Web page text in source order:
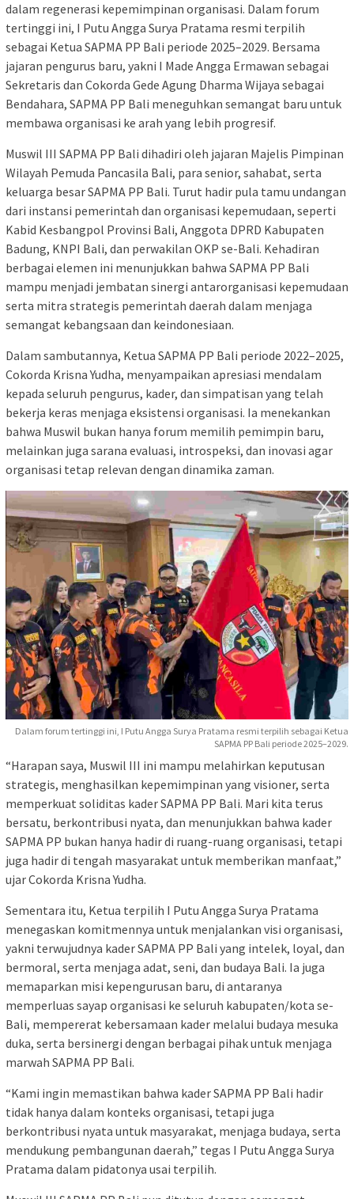
dalam regenerasi kepemimpinan organisasi. Dalam forum
tertinggi ini, I Putu Angga Surya Pratama resmi terpilih
sebagai Ketua SAPMA PP Bali periode 2025–2029. Bersama
jajaran pengurus baru, yakni I Made Angga Ermawan sebagai
Sekretaris dan Cokorda Gede Agung Dharma Wijaya sebagai
Bendahara, SAPMA PP Bali meneguhkan semangat baru untuk
membawa organisasi ke arah yang lebih progresif.
Muswil III SAPMA PP Bali dihadiri oleh jajaran Majelis Pimpinan
Wilayah Pemuda Pancasila Bali, para senior, sahabat, serta
keluarga besar SAPMA PP Bali. Turut hadir pula tamu undangan
dari instansi pemerintah dan organisasi kepemudaan, seperti
Kabid Kesbangpol Provinsi Bali, Anggota DPRD Kabupaten
Badung, KNPI Bali, dan perwakilan OKP se-Bali. Kehadiran
berbagai elemen ini menunjukkan bahwa SAPMA PP Bali
mampu menjadi jembatan sinergi antarorganisasi kepemudaan
serta mitra strategis pemerintah daerah dalam menjaga
semangat kebangsaan dan keindonesiaan.
Dalam sambutannya, Ketua SAPMA PP Bali periode 2022–2025,
Cokorda Krisna Yudha, menyampaikan apresiasi mendalam
kepada seluruh pengurus, kader, dan simpatisan yang telah
bekerja keras menjaga eksistensi organisasi. Ia menekankan
bahwa Muswil bukan hanya forum memilih pemimpin baru,
melainkan juga sarana evaluasi, introspeksi, dan inovasi agar
organisasi tetap relevan dengan dinamika zaman.
Dalam forum tertinggi ini, I Putu Angga Surya Pratama resmi terpilih sebagai Ketua
SAPMA PP Bali periode 2025–2029.
“Harapan saya, Muswil III ini mampu melahirkan keputusan
strategis, menghasilkan kepemimpinan yang visioner, serta
memperkuat soliditas kader SAPMA PP Bali. Mari kita terus
bersatu, berkontribusi nyata, dan menunjukkan bahwa kader
SAPMA PP bukan hanya hadir di ruang-ruang organisasi, tetapi
juga hadir di tengah masyarakat untuk memberikan manfaat,”
ujar Cokorda Krisna Yudha.
Sementara itu, Ketua terpilih I Putu Angga Surya Pratama
menegaskan komitmennya untuk menjalankan visi organisasi,
yakni terwujudnya kader SAPMA PP Bali yang intelek, loyal, dan
bermoral, serta menjaga adat, seni, dan budaya Bali. Ia juga
memaparkan misi kepengurusan baru, di antaranya
memperluas sayap organisasi ke seluruh kabupaten/kota se-
Bali, mempererat kebersamaan kader melalui budaya mesuka
duka, serta bersinergi dengan berbagai pihak untuk menjaga
marwah SAPMA PP Bali.
“Kami ingin memastikan bahwa kader SAPMA PP Bali hadir
tidak hanya dalam konteks organisasi, tetapi juga
berkontribusi nyata untuk masyarakat, menjaga budaya, serta
mendukung pembangunan daerah,” tegas I Putu Angga Surya
Pratama dalam pidatonya usai terpilih.